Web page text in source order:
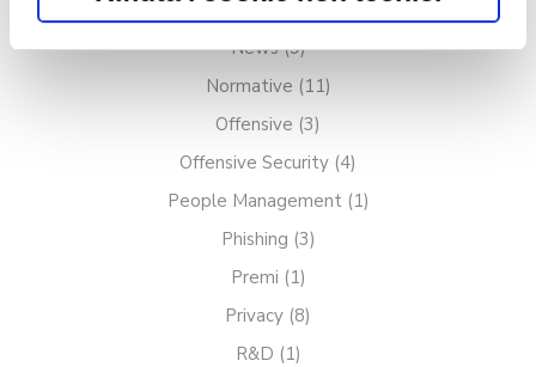
pulsante "X" in alto a destra. Per
saperne di più rispetto ai cookie,
consulta la relativaCookie policy
Mobile(1)
News(9)
Normative (11)
Offensive (3)
Offensive Security (4)
People Management(1)
Phishing (3)
Premi (1)
Privacy (8)
R&D (1)